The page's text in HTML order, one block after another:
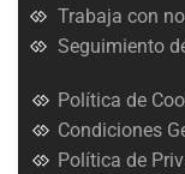
Trabaja con
Seguimiento
Política de
Condiciones
Política de